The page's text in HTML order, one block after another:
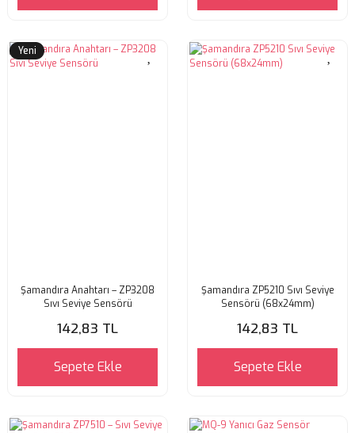
Yeni
Şamandıra Anahtarı – ZP3208
Sıvı Seviye Sensörü
142,83 TL
Sepete Ekle
Şamandıra ZP5210 Sıvı Seviye
Sensörü (68x24mm)
142,83 TL
Sepete Ekle